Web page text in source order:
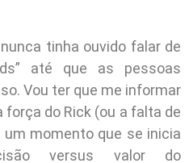
tinha ouvido falar de
até que as pessoas
Vou ter que me informar
força do Rick (ou a falta de
momento que se inicia
versus valor do